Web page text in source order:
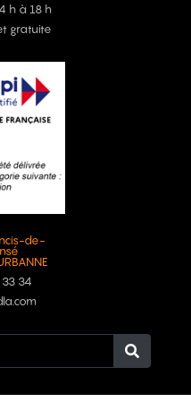
h à 18 h
gratuite
de-
34